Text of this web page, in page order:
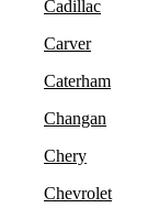
Cadillac
Carver
Caterham
Changan
Chery
Chevrolet